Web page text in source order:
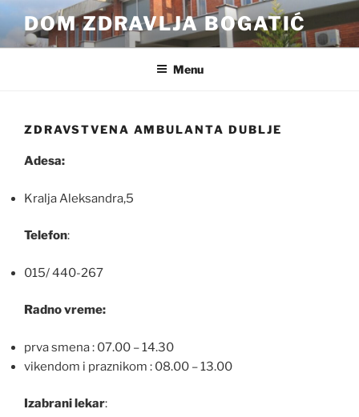
content
DOM ZDRAVLJA BOGATIĆ
Menu
ZDRAVSTVENA AMBULANTA DUBLJE
Adesa:
Kralja Aleksandra,5
Telefon:
015/ 440-267
Radno vreme:
prva smena : 07.00 – 14.30
vikendom i praznikom : 08.00 – 13.00
Izabrani lekar: